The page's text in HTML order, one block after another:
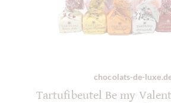
chocolats-de-
Tartufibeutel Be my